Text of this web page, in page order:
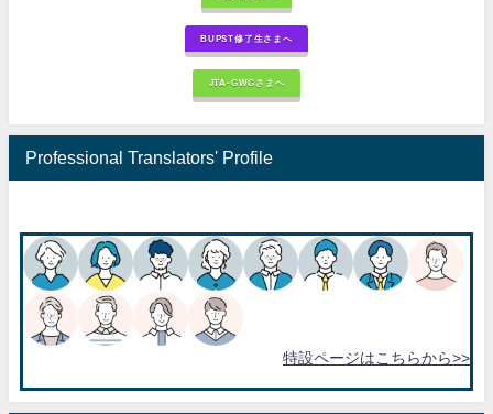
BUPST修了生さまへ
JTA-GWGさまへ
Professional Translators' Profile
特設ページはこちらから>>